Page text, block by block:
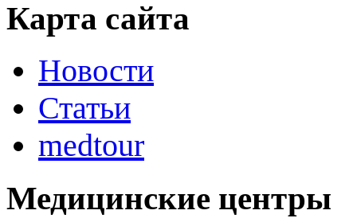
Карта сайта
Новости
Статьи
medtour
Медицинские центры